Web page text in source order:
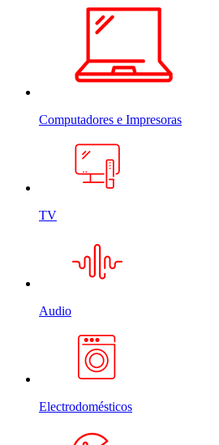
Computadores e Impresoras
TV
Audio
Electrodomésticos